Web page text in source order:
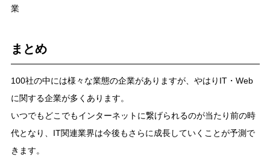
業
まとめ
100社の中には様々な業態の企業がありますが、やはりIT・Web
に関する企業が多くあります。
いつでもどこでもインターネットに繋げられるのが当たり前の時
代となり、IT関連業界は今後もさらに成長していくことが予測で
きます。